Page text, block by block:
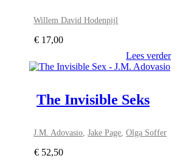
Willem David Hodenpijl
€ 17,00
Lees verder
The Invisible Seks
J.M. Adovasio ,Jake Page ,Olga Soffer
€ 52,50